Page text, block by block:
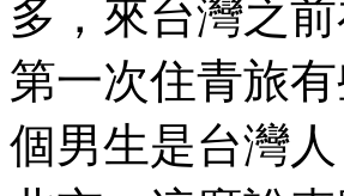
多，來台灣之
第一次住青旅
個男生是台灣